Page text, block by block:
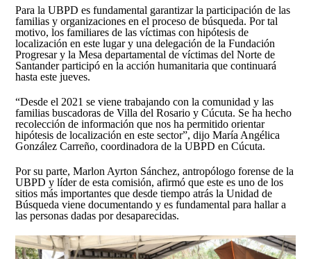
Para la UBPD es fundamental garantizar la participación de las
familias y organizaciones en el proceso de búsqueda. Por tal
motivo, los familiares de las víctimas con hipótesis de
localización en este lugar y una delegación de la Fundación
Progresar y la Mesa departamental de víctimas del Norte de
Santander participó en la acción humanitaria que continuará
hasta este jueves.
“Desde el 2021 se viene trabajando con la comunidad y las
familias buscadoras de Villa del Rosario y Cúcuta. Se ha hecho
recolección de información que nos ha permitido orientar
hipótesis de localización en este sector”, dijo María Angélica
González Carreño, coordinadora de la UBPD en Cúcuta.
Por su parte, Marlon Ayrton Sánchez, antropólogo forense de la
UBPD y líder de esta comisión, afirmó que este es uno de los
sitios más importantes que desde tiempo atrás la Unidad de
Búsqueda viene documentando y es fundamental para hallar a
las personas dadas por desaparecidas.